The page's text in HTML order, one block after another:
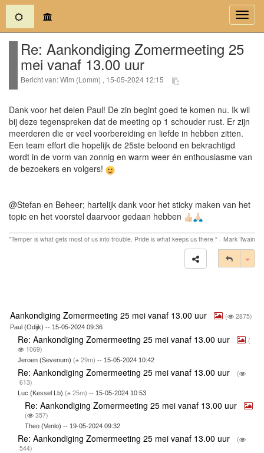
(current)
Re: Aankondiging Zomermeeting 25
mei vanaf 13.00 uur
Bericht van: Wim (Lomm) , 15-05-2024 12:15
Dank voor het delen Paul! De zin begint goed te komen nu. Ik wil
bij deze tegenspreken dat de meeting op 1 schouder rust. Er zijn
meerderen die er veel voorbereiding en liefde in hebben zitten.
Een team effort die hopelijk de 25ste beloond en bekrachtigd
wordt in de vorm van zonnig en warm weer én enthousiasme van
de bezoekers en volgers!
@Stefan en Beheer; hartelijk dank voor het sticky maken van het
topic en het voorstel daarvoor gedaan hebben
''Temper is what gets most of us into trouble. Pride is what keeps us there “ - Mark Twain
Aankondiging Zomermeeting 25 mei vanaf 13.00 uur ( 2875)
Paul (Odijk) -- 15-05-2024 09:36
Re: Aankondiging Zomermeeting 25 mei vanaf 13.00 uur
(
1069)
Jeroen (Sevenum) ( 29m) -- 15-05-2024 10:42
Re: Aankondiging Zomermeeting 25 mei vanaf 13.00 uur
(
613)
Luc (Kessel Lb) ( 25m) -- 15-05-2024 10:53
Re: Aankondiging Zomermeeting 25 mei vanaf 13.00 uur
( 357)
Theo (Venlo) -- 19-05-2024 09:32
Re: Aankondiging Zomermeeting 25 mei vanaf 13.00 uur
(
544)